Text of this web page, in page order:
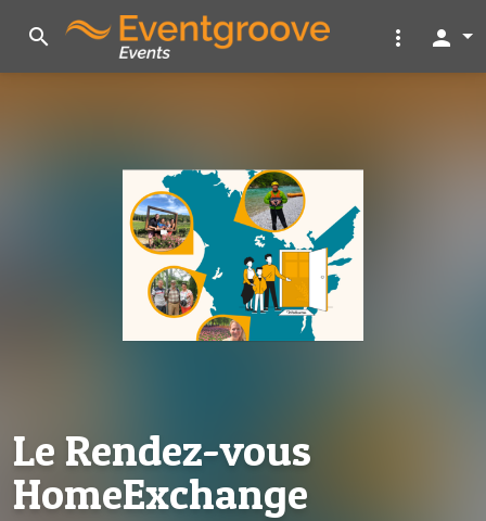
search more_vert person
Le Rendez-vous
HomeExchange